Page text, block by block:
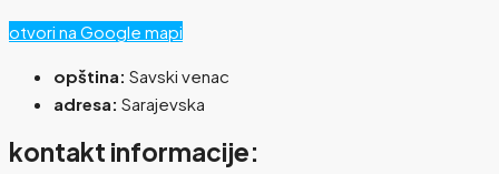
otvori na Google mapi
opština: Savski venac
adresa: Sarajevska
kontakt informacije: